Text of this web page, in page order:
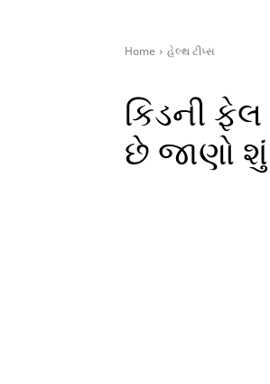
Home હેલ્થ ટીપ્સ
કિડની
છે જાણો